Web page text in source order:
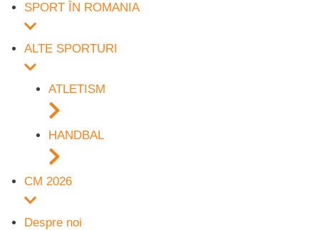
SPORT ÎN ROMANIA
ALTE SPORTURI
ATLETISM
HANDBAL
CM 2026
Despre noi